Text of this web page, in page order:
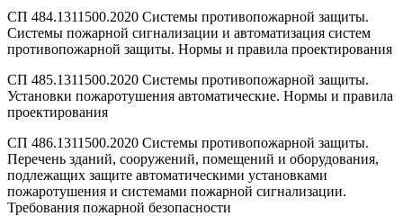
СП 484.1311500.2020 Системы противопожарной защиты.
Системы пожарной сигнализации и автоматизация систем
противопожарной защиты. Нормы и правила проектирования
СП 485.1311500.2020 Системы противопожарной защиты.
Установки пожаротушения автоматические. Нормы и правила
проектирования
СП 486.1311500.2020 Системы противопожарной защиты.
Перечень зданий, сооружений, помещений и оборудования,
подлежащих защите автоматическими установками
пожаротушения и системами пожарной сигнализации.
Требования пожарной безопасности